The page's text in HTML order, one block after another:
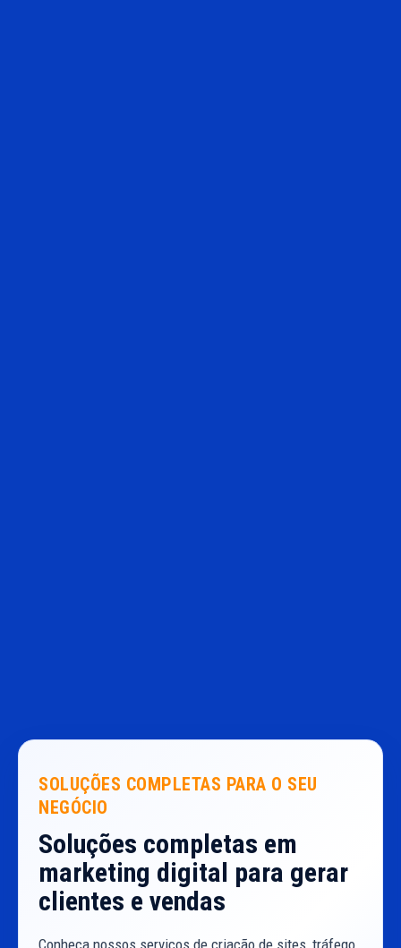
SOLUÇÕES COMPLETAS PARA O SEU
NEGÓCIO
Soluções completas em
marketing digital para gerar
clientes e vendas
Conheça nossos serviços de criação de sites, tráfego